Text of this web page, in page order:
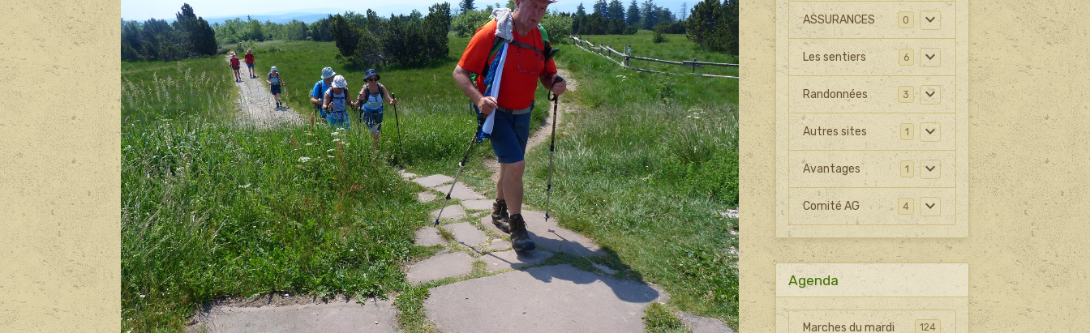
ASSURANCES 0
Les sentiers 6
Randonnées 3
Autres sites 1
Avantages 1
Comité AG 4
Agenda
Marches du mardi 124